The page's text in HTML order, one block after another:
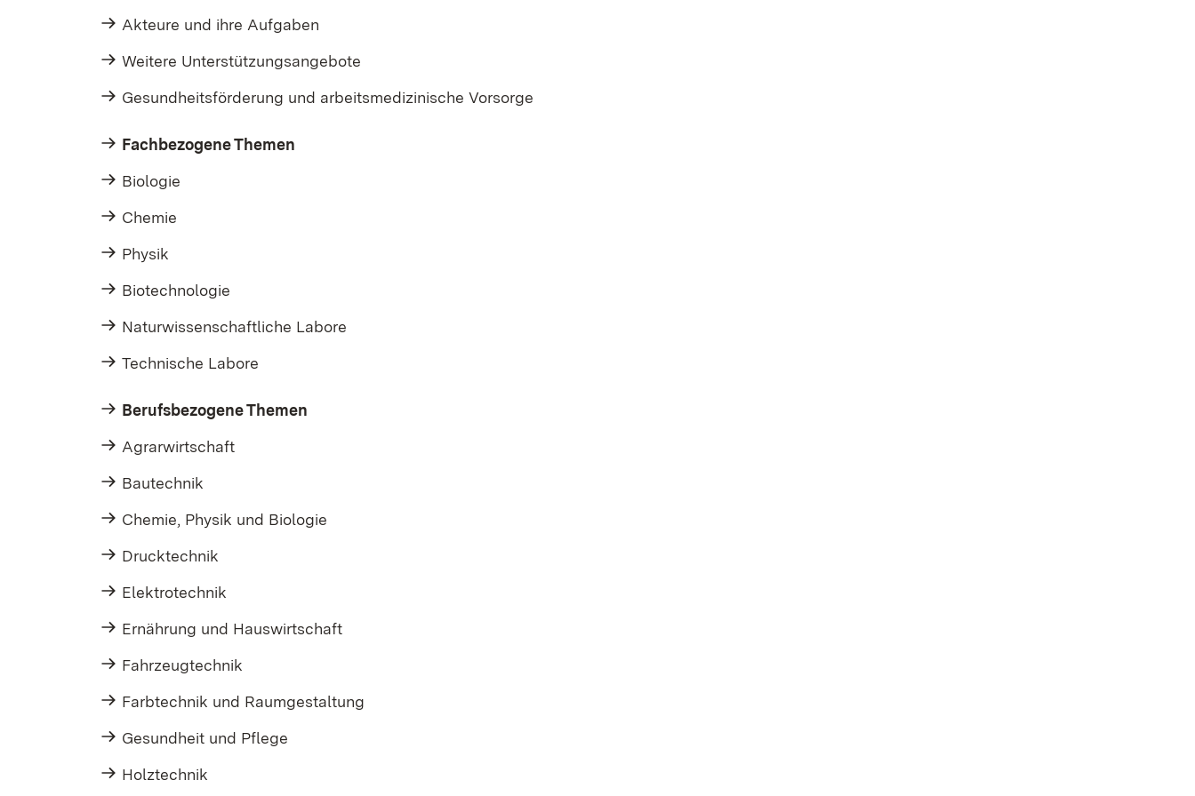
Akteure und ihre Aufgaben
Weitere Unterstützungsangebote
Gesundheitsförderung und arbeitsmedizinische Vorsorge
Fachbezogene Themen
Biologie
Chemie
Physik
Biotechnologie
Naturwissenschaftliche Labore
Technische Labore
Berufsbezogene Themen
Agrarwirtschaft
Bautechnik
Chemie, Physik und Biologie
Drucktechnik
Elektrotechnik
Ernährung und Hauswirtschaft
Fahrzeugtechnik
Farbtechnik und Raumgestaltung
Gesundheit und Pflege
Holztechnik